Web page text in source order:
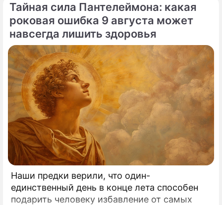
Тайная сила Пантелеймона: какая
роковая ошибка 9 августа может
навсегда лишить здоровья
Наши предки верили, что один-
единственный день в конце лета способен
подарить человеку избавление от самых